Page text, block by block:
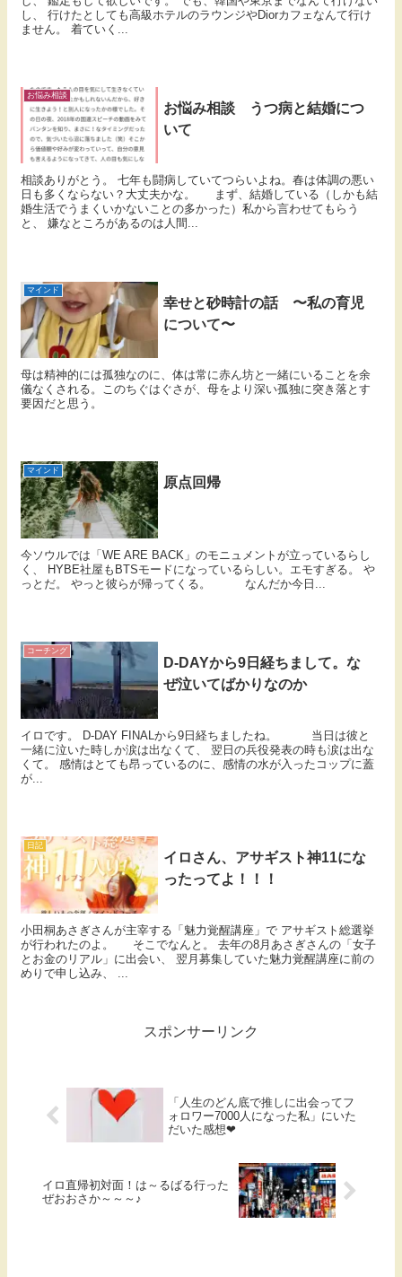
し、 行けたとしても高級ホテルのラウンジやDiorカフェなんて行け
ません。 着ていく...
お悩み相談
お悩み相談 うつ病と結婚につ
いて
相談ありがとう。 七年も闘病していてつらいよね。春は体調の悪い
日も多くならない？大丈夫かな。 まず、結婚している（しかも結
婚生活でうまくいかないことの多かった）私から言わせてもらう
と、 嫌なところがあるのは人間...
マインド
幸せと砂時計の話 〜私の育児
について〜
母は精神的には孤独なのに、体は常に赤ん坊と一緒にいることを余
儀なくされる。このちぐはぐさが、母をより深い孤独に突き落とす
要因だと思う。
マインド
原点回帰
今ソウルでは「WE ARE BACK」のモニュメントが立っているらし
く、 HYBE社屋もBTSモードになっているらしい。エモすぎる。 や
っとだ。 やっと彼らが帰ってくる。 なんだか今日...
コーチング
D-DAYから9日経ちまして。な
ぜ泣いてばかりなのか
イロです。 D-DAY FINALから9日経ちましたね。 当日は彼と
一緒に泣いた時しか涙は出なくて、 翌日の兵役発表の時も涙は出な
くて。 感情はとても昂っているのに、感情の水が入ったコップに蓋
が...
日記
イロさん、アサギスト神11にな
ったってよ！！！
小田桐あさぎさんが主宰する「魅力覚醒講座」で アサギスト総選挙
が行われたのよ。 そこでなんと。 去年の8月あさぎさんの「女子
とお金のリアル」に出会い、 翌月募集していた魅力覚醒講座に前の
めりで申し込み、 ...
スポンサーリンク
「人生のどん底で推しに出会ってフ
ォロワー7000人になった私」にいた
だいた感想❤
イロ直帰初対面！は～るばる行った
ぜおおさか～～～♪